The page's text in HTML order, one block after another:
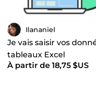
Ilananiel
Je vais saisir vos
tableaux Excel
À partir de 18,75 $US